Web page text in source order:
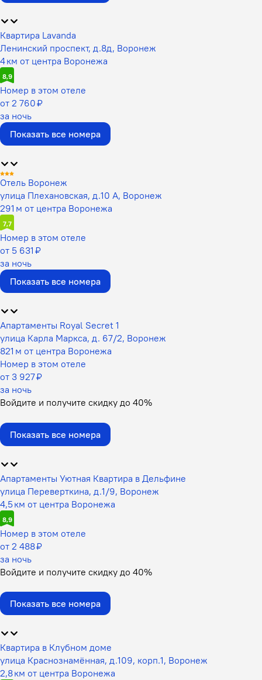
Квартира Lavanda
Ленинский проспект, д.8д, Воронеж
4 км от центра Воронежа
8,9
Номер в этом отеле
от 2 760 ₽
за ночь
Показать все номера
Отель Воронеж
улица Плехановская, д.10 А, Воронеж
291 м от центра Воронежа
7,7
Номер в этом отеле
от 5 631 ₽
за ночь
Показать все номера
Апартаменты Royal Secret 1
улица Карла Маркса, д. 67/2, Воронеж
821 м от центра Воронежа
Номер в этом отеле
от 3 927 ₽
за ночь
Войдите и получите скидку до 40%
Показать все номера
Апартаменты Уютная Квартира в Дельфине
улица Переверткина, д.1/9, Воронеж
4,5 км от центра Воронежа
8,9
Номер в этом отеле
от 2 488 ₽
за ночь
Войдите и получите скидку до 40%
Показать все номера
Квартира в Клубном доме
улица Краснознамённая, д.109, корп.1, Воронеж
2,8 км от центра Воронежа